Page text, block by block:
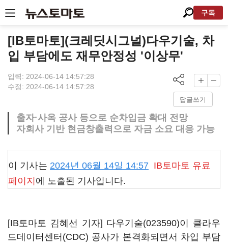
구독
[IB토마토](크레딧시그널)다우기술, 차
입 부담에도 재무안정성 '이상무'
입력: 2024-06-14 14:57:28
수정: 2024-06-14 14:57:28
답글쓰기
출자·사옥 공사 등으로 순차입금 확대 전망
자회사 기반 현금창출력으로 자금 소요 대응 가능
이 기사는 2024년 06월 14일 14:57 IB토마토 유료
페이지 에 노출된 기사입니다.
[IB토마토 김혜선 기자] 다우기술(023590)이 클라우
드데이터센터(CDC) 공사가 본격화되면서 차입 부담